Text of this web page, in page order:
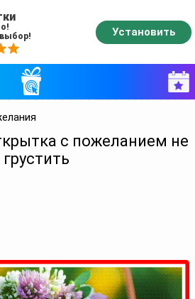
с пожеланием не
грустить
Установить